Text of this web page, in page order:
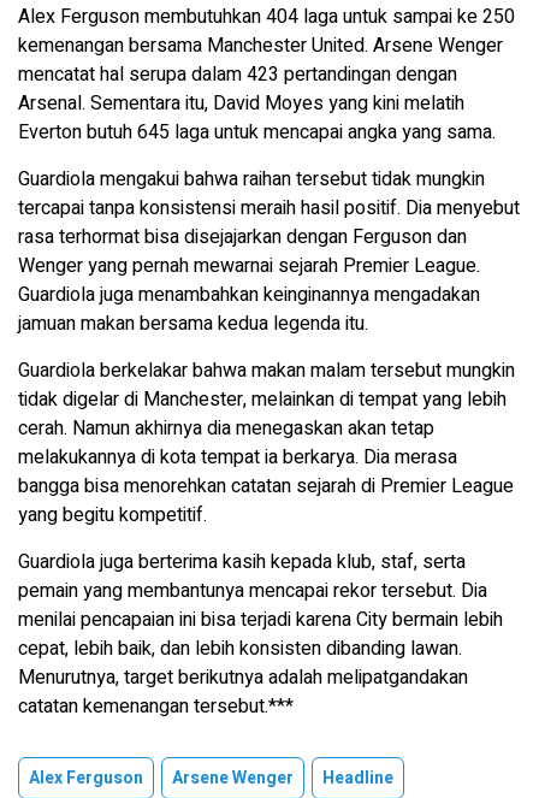
Alex Ferguson membutuhkan 404 laga untuk sampai ke 250
kemenangan bersama Manchester United. Arsene Wenger
mencatat hal serupa dalam 423 pertandingan dengan
Arsenal. Sementara itu, David Moyes yang kini melatih
Everton butuh 645 laga untuk mencapai angka yang sama.
Guardiola mengakui bahwa raihan tersebut tidak mungkin
tercapai tanpa konsistensi meraih hasil positif. Dia menyebut
rasa terhormat bisa disejajarkan dengan Ferguson dan
Wenger yang pernah mewarnai sejarah Premier League.
Guardiola juga menambahkan keinginannya mengadakan
jamuan makan bersama kedua legenda itu.
Guardiola berkelakar bahwa makan malam tersebut mungkin
tidak digelar di Manchester, melainkan di tempat yang lebih
cerah. Namun akhirnya dia menegaskan akan tetap
melakukannya di kota tempat ia berkarya. Dia merasa
bangga bisa menorehkan catatan sejarah di Premier League
yang begitu kompetitif.
Guardiola juga berterima kasih kepada klub, staf, serta
pemain yang membantunya mencapai rekor tersebut. Dia
menilai pencapaian ini bisa terjadi karena City bermain lebih
cepat, lebih baik, dan lebih konsisten dibanding lawan.
Menurutnya, target berikutnya adalah melipatgandakan
catatan kemenangan tersebut.***
Alex Ferguson Arsene Wenger
Headline